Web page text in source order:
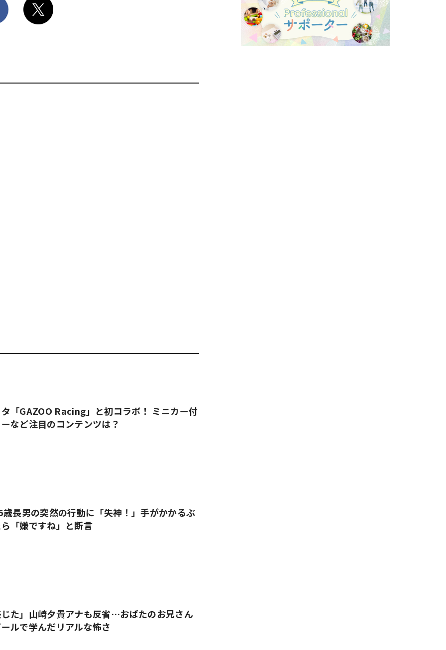
「GAZOO Racing」と初コラボ！ ミニカー付
など注目のコンテンツは？
長男の突然の行動に「失神！」手がかかるぶ
「嫌ですね」と断言
じた」山崎夕貴アナも反省…おばたのお兄さん
ルで学んだリアルな怖さ